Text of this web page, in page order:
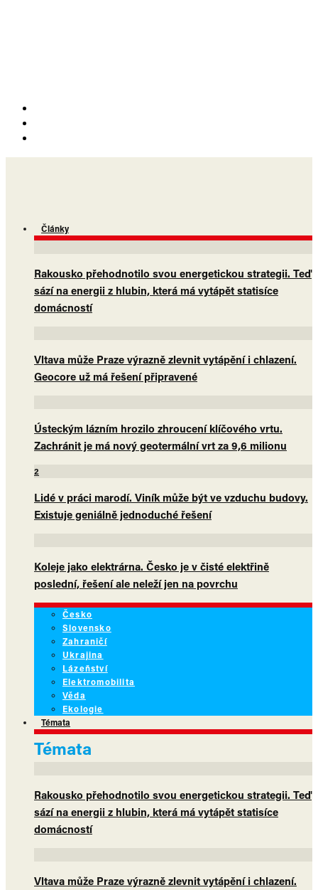
Články
Rakousko přehodnotilo svou energetickou strategii. Teď
sází na energii z hlubin, která má vytápět statisíce
domácností
Vltava může Praze výrazně zlevnit vytápění i chlazení.
Geocore už má řešení připravené
Ústeckým lázním hrozilo zhroucení klíčového vrtu.
Zachránit je má nový geotermální vrt za 9,6 milionu
2
Lidé v práci marodí. Viník může být ve vzduchu budovy.
Existuje geniálně jednoduché řešení
Koleje jako elektrárna. Česko je v čisté elektřině
poslední, řešení ale neleží jen na povrchu
Česko
Slovensko
Zahraničí
Ukrajina
Lázeňství
Elektromobilita
Věda
Ekologie
Témata
Témata
Rakousko přehodnotilo svou energetickou strategii. Teď
sází na energii z hlubin, která má vytápět statisíce
domácností
Vltava může Praze výrazně zlevnit vytápění i chlazení.